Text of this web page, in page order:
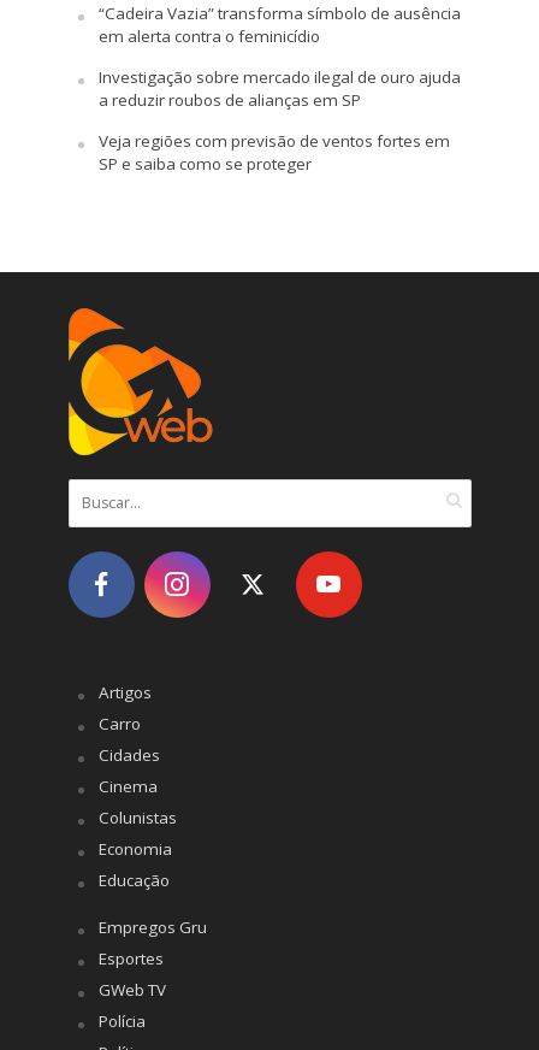
“Cadeira Vazia” transforma símbolo de ausência
em alerta contra o feminicídio
Investigação sobre mercado ilegal de ouro ajuda
a reduzir roubos de alianças em SP
Veja regiões com previsão de ventos fortes em
SP e saiba como se proteger
Artigos
Carro
Cidades
Cinema
Colunistas
Economia
Educação
Empregos Gru
Esportes
GWeb TV
Polícia